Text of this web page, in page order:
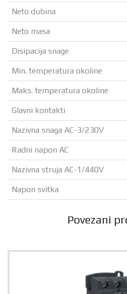
Neto dubina
Neto masa
Disipacija snage
Min. temperatura okoline
Maks. temperatura okoline
Glavni kontakti
Nazivna snaga AC-3/230V
Radni napon AC
Nazivna struja AC-1/440V
Napon svitka
Povezani